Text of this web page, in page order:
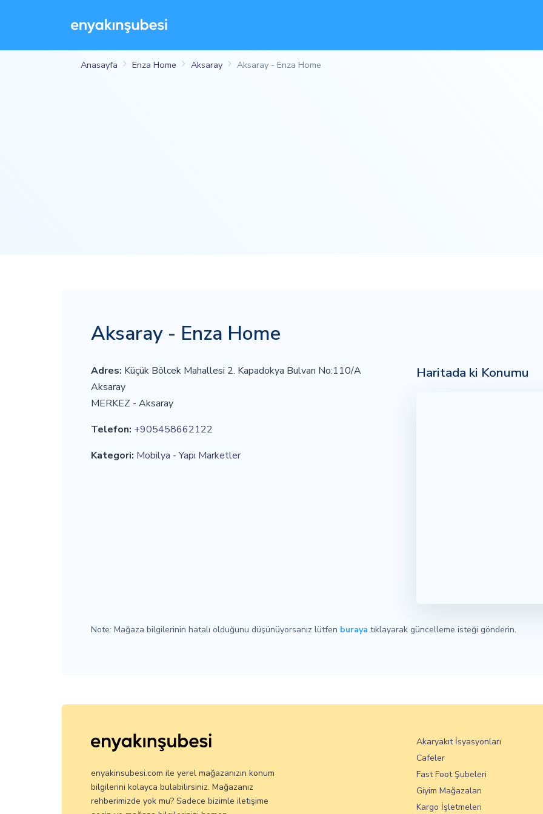
Anasayfa Enza Home Aksaray Aksaray - Enza Home
Aksaray - Enza Home
Adres: Küçük Bölcek Mahallesi 2. Kapadokya Bulvarı No:110/A
Aksaray
MERKEZ - Aksaray
Telefon: +905458662122
Kategori: Mobilya - Yapı Marketler
Haritada ki Konumu
Note: Mağaza bilgilerinin hatalı olduğunu düşünüyorsanız lütfen buraya tıklayarak güncelleme isteği gönderin.
enyakinsubesi.com ile yerel mağazanızın konum
bilgilerini kolayca bulabilirsiniz. Mağazanız
rehberimizde yok mu? Sadece bizimle iletişime
Akaryakıt İsyasyonları
Cafeler
Fast Foot Şubeleri
Giyim Mağazaları
Kargo İşletmeleri